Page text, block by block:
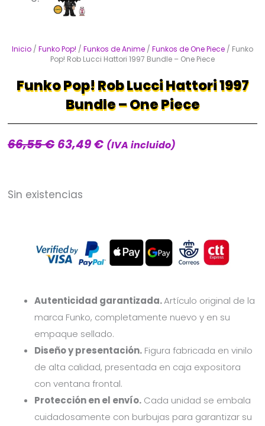
Inicio / Funko Pop! / Funkos de Anime / Funkos de One Piece / Funko
Pop! Rob Lucci Hattori 1997 Bundle – One Piece
Funko Pop! Rob Lucci Hattori 1997
Bundle – One Piece
66,55€ El
era:
63,49€El(IVA incluido)
Sin existencias
Autenticidad garantizada.Artículo original de la
marca Funko, completamente nuevo y en su
empaque sellado.
Diseño y presentación. Figura fabricada en vinilo
de alta calidad, presentada en caja expositora
con ventana frontal.
Protección en el envío. Cada unidad se embala
cuidadosamente con burbujas para garantizar su